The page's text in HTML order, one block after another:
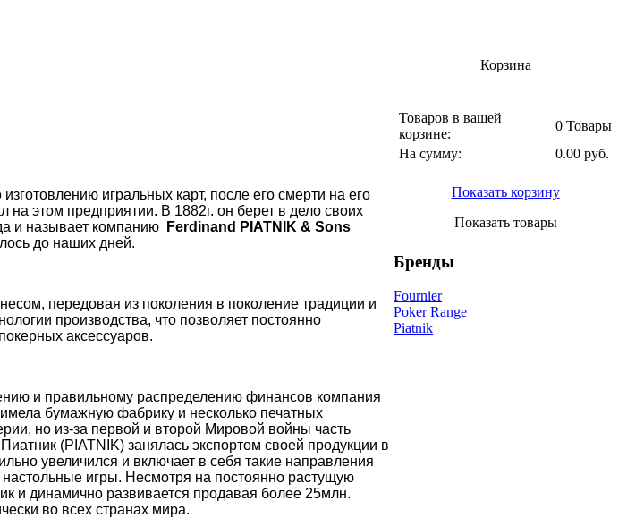
игральных карт, после его смерти на его
этом предприятии. В 1882г. он берет в дело своих
и называет компанию
Ferdinand PIATNIK & Sons
до наших дней.
передовая из поколения в поколение традиции и
производства, что позволяет постоянно
аксессуаров.
и правильному распределению финансов компания
бумажную фабрику и несколько печатных
но из-за первой и второй Мировой войны часть
(PIATNIK) занялась экспортом своей продукции в
увеличился и включает в себя такие направления
игры. Несмотря на постоянно растущую
и динамично развивается продавая более 25млн.
во всех странах мира.
Корзина
Товаров в вашей
корзине:
0 Товары
На сумму:
0.00 руб.
Показать корзину
Показать товары
Бренды
Fournier
Poker Range
Piatnik